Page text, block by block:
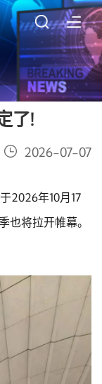
了!
2026-07-07
2026年10月17
也将拉开帷幕。